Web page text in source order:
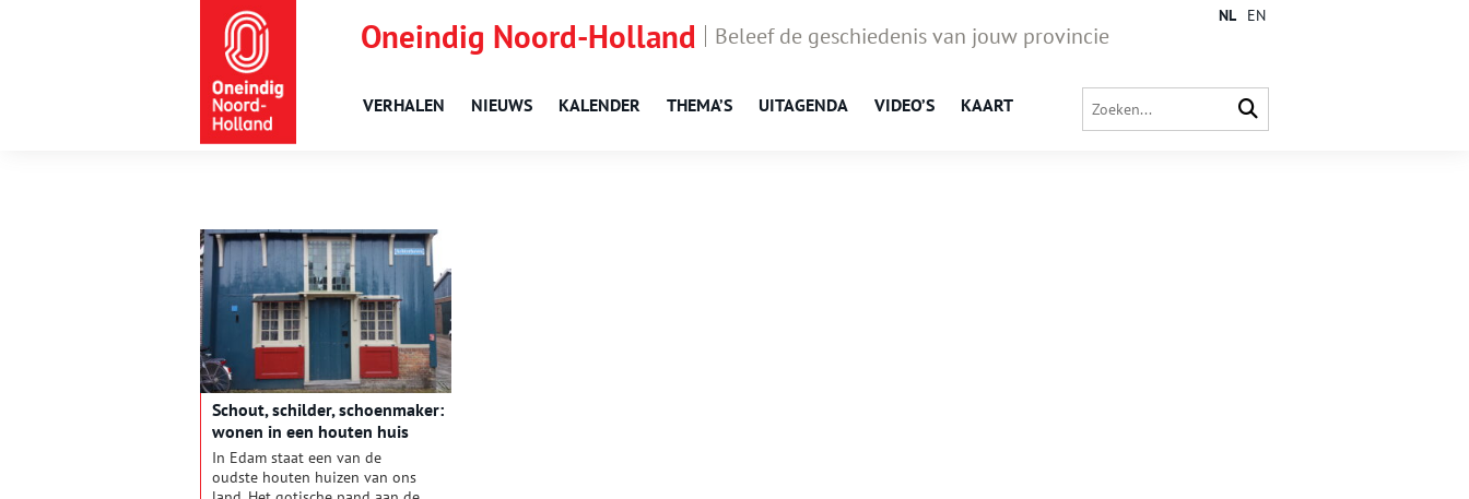
Oneindig Noord-Holland Beleef de geschiedenis van jouw provincie
VERHALEN NIEUWS KALENDER THEMA’S UITAGENDA VIDEO’S KAART
NL EN
Schout, schilder, schoenmaker:
wonen in een houten huis
In Edam staat een van de
oudste houten huizen van ons